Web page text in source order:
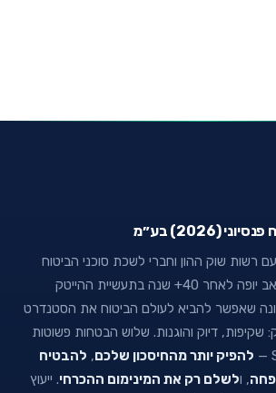
(2026) בע״מ
רשות שוק ההון וחברי לשכת סוכני הביטוח
בישראל. נוסדה ע״י זאב יופה לאחר 40+ שנה בתעשיית ההייטק
שאפשר להביא לעולם הביטוח את הסטנדרט
שקיפות, דיוק והוגנות. שלוש הבטחות פשוטות
להפיק יותר מהחיסכון שלכם, להבטיח
, ולשלם רק את המינימום ההכרחי. ייעוץ